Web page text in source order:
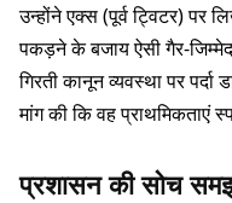
उन्होंने एक्स (पूर्व ट्विटर) पर
पकड़ने के बजाय ऐसी गैर-
गिरती कानून व्यवस्था पर
मांग की कि वह प्राथमिकताएं
प्रशासन की सोच